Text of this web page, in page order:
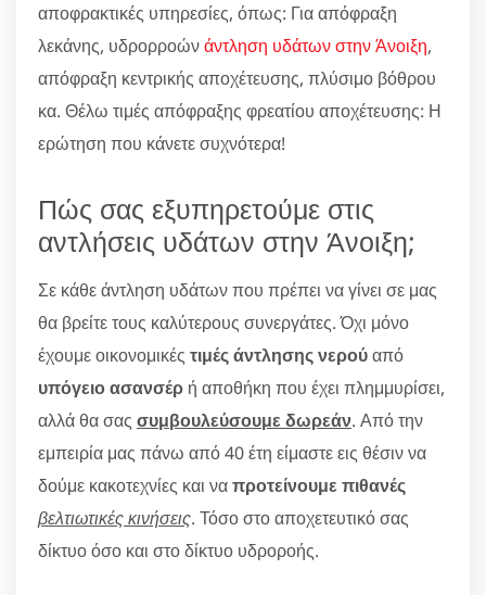
αποφρακτικές υπηρεσίες, όπως: Για απόφραξη
λεκάνης, υδρορροώνάντληση υδάτων στην Άνοιξη,
απόφραξη κεντρικής αποχέτευσης, πλύσιμο βόθρου
κα. Θέλω τιμές απόφραξης φρεατίου αποχέτευσης: Η
ερώτηση που κάνετε συχνότερα!
Πώς σας εξυπηρετούμε στις
αντλήσεις υδάτων στην Άνοιξη;
Σε κάθε άντληση υδάτων που πρέπει να γίνει σε μας
θα βρείτε τους καλύτερους συνεργάτες. Όχι μόνο
έχουμε οικονομικές τιμές άντλησης νερούαπό
υπόγειο ασανσέρ ή αποθήκη που έχει πλημμυρίσει,
αλλά θα σας συμβουλεύσουμε δωρεάν. Από την
εμπειρία μας πάνω από 40 έτη είμαστε εις θέσιν να
δούμε κακοτεχνίες και ναπροτείνουμε πιθανές
βελτιωτικές κινήσεις. Τόσο στο αποχετευτικό σας
δίκτυο όσο και στο δίκτυο υδροροής.